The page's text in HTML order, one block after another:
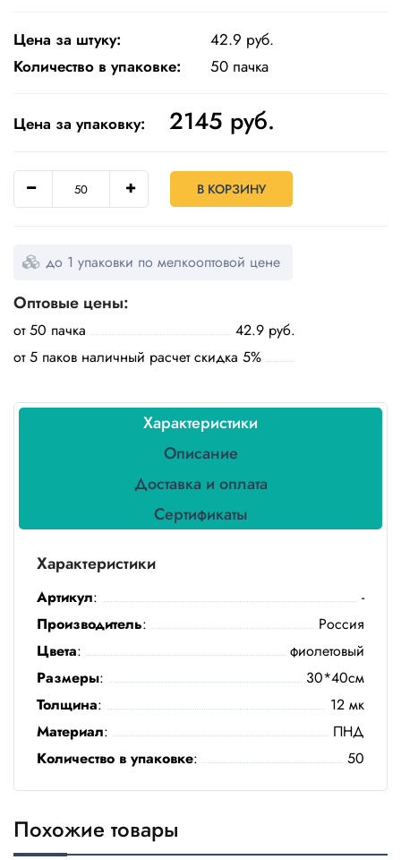
Пищевая
упаковка
многоразовая
Пакеты
для
кулинарии
и
Пленка
химия
Товары
коврики
Товары
для
уборки
Салфетки
Полотенца
Туалетная
бумага
Все для
хранения и
Цена за штуку:
42.9 руб.
Количество в упаковке:
50 пачка
Цена за упаковку: 2145 руб.
В КОРЗИНУ
до 1 упаковки по мелкооптовой цене
Оптовые цены:
от 50 пачка
42.9 руб.
от 5 паков наличный расчет скидка 5%
Характеристики
Описание
Доставка и оплата
Сертификаты
Характеристики
Артикул:
-
Производитель:
Россия
Цвета:
фиолетовый
Размеры:
30*40см
Толщина:
12 мк
Материал:
ПНД
Количество в упаковке: 50
Похожие товары